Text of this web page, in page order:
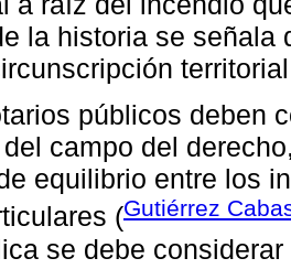
la historia se señala
públicos deben
campo del
equilibrio entre los
(Gutiérrez
se debe